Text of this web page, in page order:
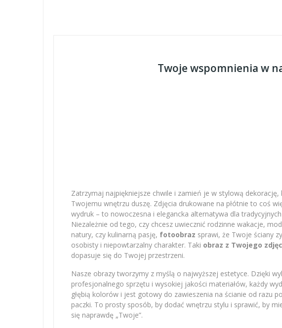
Twoje wspomnienia w
Zatrzymaj najpiękniejsze chwile i zamień je w stylową dekorację,
Twojemu wnętrzu duszę. Zdjęcia drukowane na płótnie to coś
wydruk – to nowoczesna i elegancka alternatywa dla
Niezależnie od tego, czy chcesz uwiecznić rodzinne wakacje,
natury, czy kulinarną pasję, fotoobraz sprawi, że Twoje ściany
osobisty i niepowtarzalny charakter. Taki obraz z Twojego
dopasuje się do Twojej przestrzeni.
Nasze obrazy tworzymy z myślą o najwyższej estetyce. Dzięki
profesjonalnego sprzętu i wysokiej jakości materiałów, każdy
głębią kolorów i jest gotowy do zawieszenia na ścianie od razu
paczki. To prosty sposób, by dodać wnętrzu stylu i sprawić, by
się naprawdę „Twoje”.